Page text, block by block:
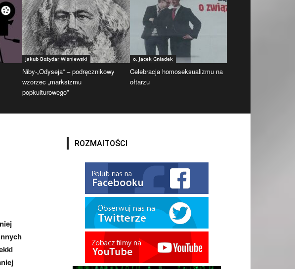
Jakub Bożydar Wiśniewski
Niby-„Odyseja” – podręcznikowy
wzorzec „marksizmu
popkulturowego”
o. Jacek Gniadek
Celebracja homoseksualizmu na
ołtarzu
ROZMAITOŚCI